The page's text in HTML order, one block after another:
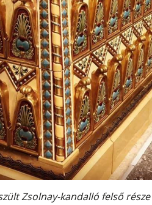
Zsolnay-kandalló felső